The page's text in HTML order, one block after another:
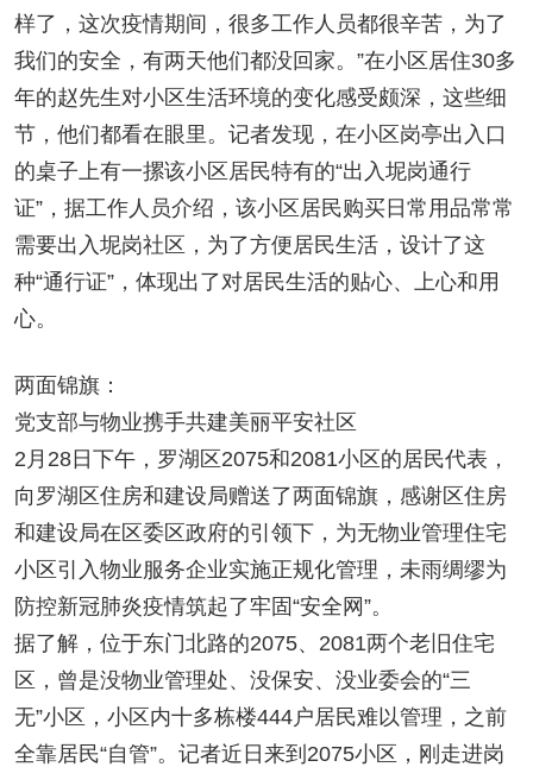
样了，这次疫情期间，很多工作人员都很辛苦，为了
我们的安全，有两天他们都没回家。”在小区居住30多
年的赵先生对小区生活环境的变化感受颇深，这些细
节，他们都看在眼里。记者发现，在小区岗亭出入口
的桌子上有一摞该小区居民特有的“出入坭岗通行
证”，据工作人员介绍，该小区居民购买日常用品常常
需要出入坭岗社区，为了方便居民生活，设计了这
种“通行证”，体现出了对居民生活的贴心、上心和用
心。
两面锦旗：
党支部与物业携手共建美丽平安社区
2月28日下午，罗湖区2075和2081小区的居民代表，
向罗湖区住房和建设局赠送了两面锦旗，感谢区住房
和建设局在区委区政府的引领下，为无物业管理住宅
小区引入物业服务企业实施正规化管理，未雨绸缪为
防控新冠肺炎疫情筑起了牢固“安全网”。
据了解，位于东门北路的2075、2081两个老旧住宅
区，曾是没物业管理处、没保安、没业委会的“三
无”小区，小区内十多栋楼444户居民难以管理，之前
全靠居民“自管”。记者近日来到2075小区，刚走进岗